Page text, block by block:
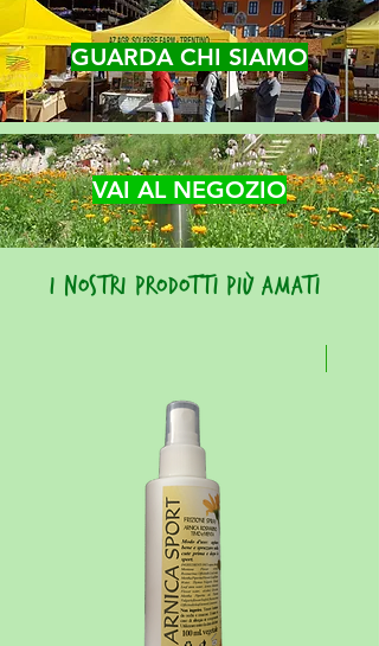
GUARDA CHI SIAMO
VAI AL NEGOZIO
I NOSTRI PRODOTTI PIÙ AMATI